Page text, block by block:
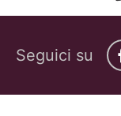
Seguici su